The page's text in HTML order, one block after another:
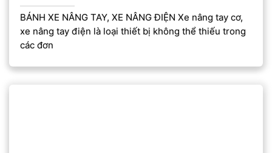
BÁNH XE NÂNG TAY, XE NÂNG ĐIỆN Xe nâng tay cơ,
xe nâng tay điện là loại thiết bị không thể thiếu trong
các đơn